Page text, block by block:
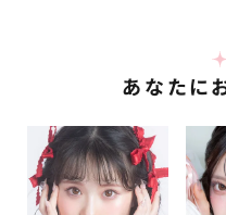
あなたに